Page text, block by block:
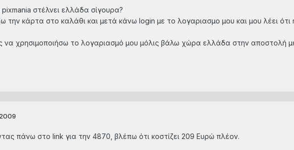
pixmania στέλνει ελλάδα σίγουρα?
την κάρτα στο καλάθι και μετά κάνω login με το λογαριασμο μου και μου λέει
να χρησιμοποιήσω το λογαριασμό μου μόλις βάλω χώρα ελλάδα στην αποστολή με
πάνω στο link για την 4870, βλέπω ότι κοστίζει 209 Ευρώ πλέον.